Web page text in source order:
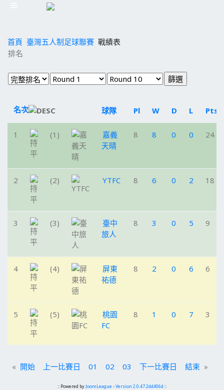
首頁 臺灣五人制足球聯賽 戰績表
排名
名次 球隊 Pl W D L Pts
1 (1)
嘉義
天晴
8 8 0 0 24
2 (2) YTFC 8 6 0 2 18
3 (3)
臺中
旅人
8 3 0 5 9
4 (4)
屏東
祐德
8 2 0 6 6
5 (5)
桃園
FC
8 1 0 7 3
« 開始 上一比賽日 01 02 03 下一比賽日 結束 »
:: Powered by JoomLeague -Version 2.0.47.2dd406d ::